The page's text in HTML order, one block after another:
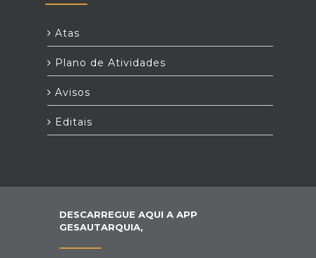
Atas
Plano de Atividades
Avisos
Editais
DESCARREGUE AQUI A APP
GESAUTARQUIA,